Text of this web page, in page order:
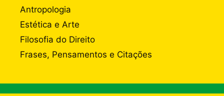
Antropologia
Estética e Arte
Filosofia do Direito
Frases, Pensamentos e Citações